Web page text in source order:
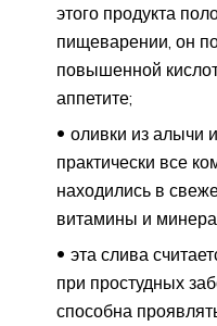
этого продукта
пищеварении, он
повышенной
аппетите;
оливки из алычи
практически все
находились в
витамины и
эта слива
при простудных
способна